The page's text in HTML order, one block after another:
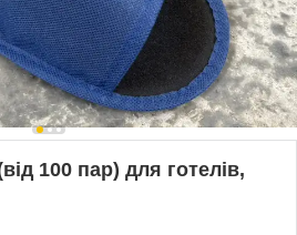
100 пар) для готелів,